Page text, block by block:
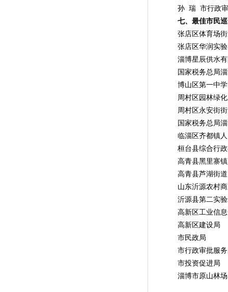
孙 瑞 市行政审
七、最佳市民巡
张店区体育场街
张店区华润实验
淄博星辰供水有
国家税务总局淄
博山区第一中学
周村区园林绿化
周村区永安街街
国家税务总局淄
临淄区齐都镇人
桓台县综合行政
高青县黑里寨镇
高青县芦湖街道
山东沂源农村商
沂源县第二实验
高新区工业信息
高新区建设局
市民政局
市行政审批服务
市投资促进局
淄博市原山林场